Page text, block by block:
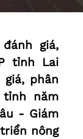
đánh giá,
tỉnh Lai
phân
tỉnh năm
- Giám
nông